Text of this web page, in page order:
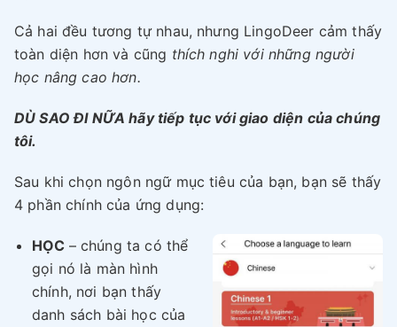
Cả hai đều tương tự nhau, nhưng LingoDeer cảm thấy
toàn diện hơn và cũng thích nghi với những người
học nâng cao hơn.
DÙ SAO ĐI NỮA hãy tiếp tục với giao diện của chúng
tôi.
Sau khi chọn ngôn ngữ mục tiêu của bạn, bạn sẽ thấy
4 phần chính của ứng dụng:
HỌC – chúng ta có thể
gọi nó là màn hình
chính, nơi bạn thấy
danh sách bài học của